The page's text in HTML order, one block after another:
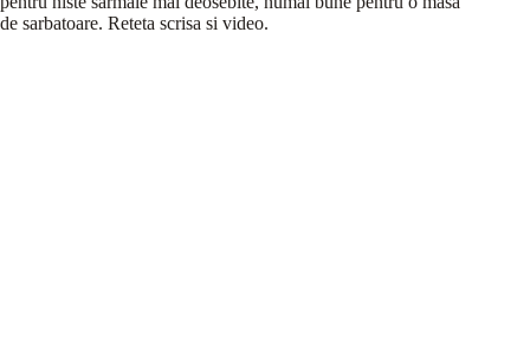
de sarbatoare. Reteta scrisa si video.